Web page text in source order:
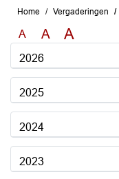
Home Vergaderingen
A A A
2026
2025
2024
2023